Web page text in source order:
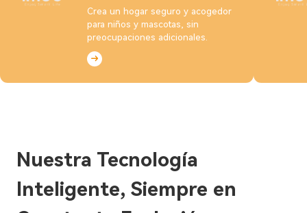
Crea un hogar seguro y acogedor
para niños y mascotas, sin
preocupaciones adicionales.
Nuestra Tecnología
Inteligente, Siempre en